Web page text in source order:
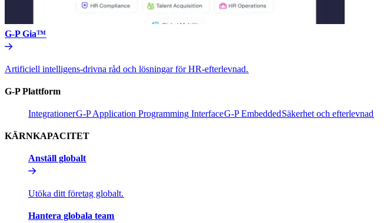
G-P Gia™​​
Artificiell intelligens-drivna råd och lösningar för HR-efterlevnad.​​
G-P Plattform​​
Integrationer​​G-P Application Programming Interface​​G-P Embedded​​Säkerhet och efterlevnad​​
KÄRNKAPACITET​​
Anställ globalt​​
Utöka ditt företag globalt.​​
Hantera globala team​​